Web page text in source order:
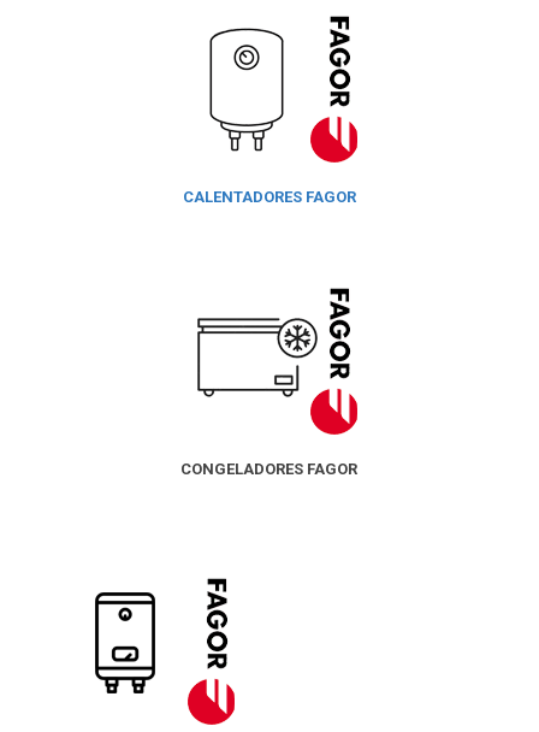
CALENTADORES FAGOR
CONGELADORES FAGOR